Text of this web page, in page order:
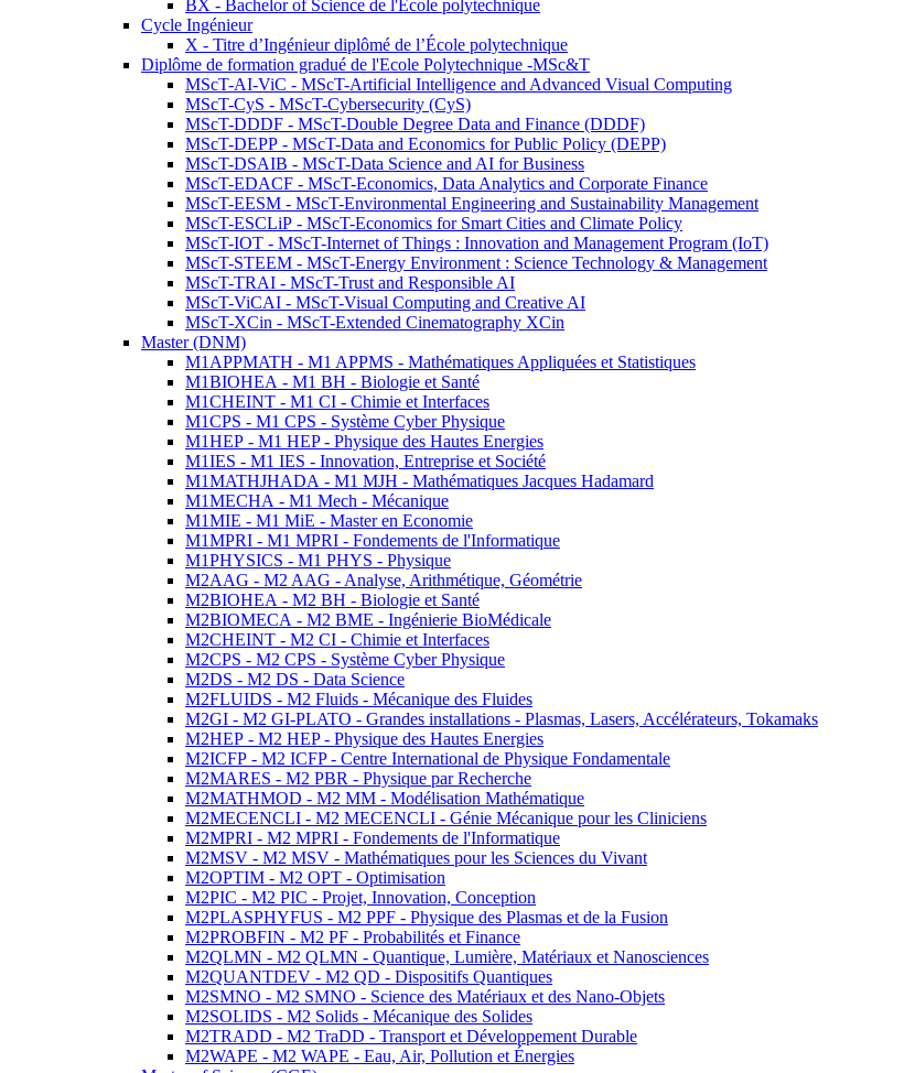
BX - Bachelor of Science de l'Ecole polytechnique
Cycle Ingénieur
X - Titre d’Ingénieur diplômé de l’École polytechnique
Diplôme de formation gradué de l'Ecole Polytechnique -MSc&T
MScT-AI-ViC - MScT-Artificial Intelligence and Advanced Visual Computing
MScT-CyS - MScT-Cybersecurity (CyS)
MScT-DDDF - MScT-Double Degree Data and Finance (DDDF)
MScT-DEPP - MScT-Data and Economics for Public Policy (DEPP)
MScT-DSAIB - MScT-Data Science and AI for Business
MScT-EDACF - MScT-Economics, Data Analytics and Corporate Finance
MScT-EESM - MScT-Environmental Engineering and Sustainability Management
MScT-ESCLiP - MScT-Economics for Smart Cities and Climate Policy
MScT-IOT - MScT-Internet of Things : Innovation and Management Program (IoT)
MScT-STEEM - MScT-Energy Environment : Science Technology & Management
MScT-TRAI - MScT-Trust and Responsible AI
MScT-ViCAI - MScT-Visual Computing and Creative AI
MScT-XCin - MScT-Extended Cinematography XCin
Master (DNM)
M1APPMATH - M1 APPMS - Mathématiques Appliquées et Statistiques
M1BIOHEA - M1 BH - Biologie et Santé
M1CHEINT - M1 CI - Chimie et Interfaces
M1CPS - M1 CPS - Système Cyber Physique
M1HEP - M1 HEP - Physique des Hautes Energies
M1IES - M1 IES - Innovation, Entreprise et Société
M1MATHJHADA - M1 MJH - Mathématiques Jacques Hadamard
M1MECHA - M1 Mech - Mécanique
M1MIE - M1 MiE - Master en Economie
M1MPRI - M1 MPRI - Fondements de l'Informatique
M1PHYSICS - M1 PHYS - Physique
M2AAG - M2 AAG - Analyse, Arithmétique, Géométrie
M2BIOHEA - M2 BH - Biologie et Santé
M2BIOMECA - M2 BME - Ingénierie BioMédicale
M2CHEINT - M2 CI - Chimie et Interfaces
M2CPS - M2 CPS - Système Cyber Physique
M2DS - M2 DS - Data Science
M2FLUIDS - M2 Fluids - Mécanique des Fluides
M2GI - M2 GI-PLATO - Grandes installations - Plasmas, Lasers, Accélérateurs, Tokamaks
M2HEP - M2 HEP - Physique des Hautes Energies
M2ICFP - M2 ICFP - Centre International de Physique Fondamentale
M2MARES - M2 PBR - Physique par Recherche
M2MATHMOD - M2 MM - Modélisation Mathématique
M2MECENCLI - M2 MECENCLI - Génie Mécanique pour les Cliniciens
M2MPRI - M2 MPRI - Fondements de l'Informatique
M2MSV - M2 MSV - Mathématiques pour les Sciences du Vivant
M2OPTIM - M2 OPT - Optimisation
M2PIC - M2 PIC - Projet, Innovation, Conception
M2PLASPHYFUS - M2 PPF - Physique des Plasmas et de la Fusion
M2PROBFIN - M2 PF - Probabilités et Finance
M2QLMN - M2 QLMN - Quantique, Lumière, Matériaux et Nanosciences
M2QUANTDEV - M2 QD - Dispositifs Quantiques
M2SMNO - M2 SMNO - Science des Matériaux et des Nano-Objets
M2SOLIDS - M2 Solids - Mécanique des Solides
M2TRADD - M2 TraDD - Transport et Développement Durable
M2WAPE - M2 WAPE - Eau, Air, Pollution et Énergies